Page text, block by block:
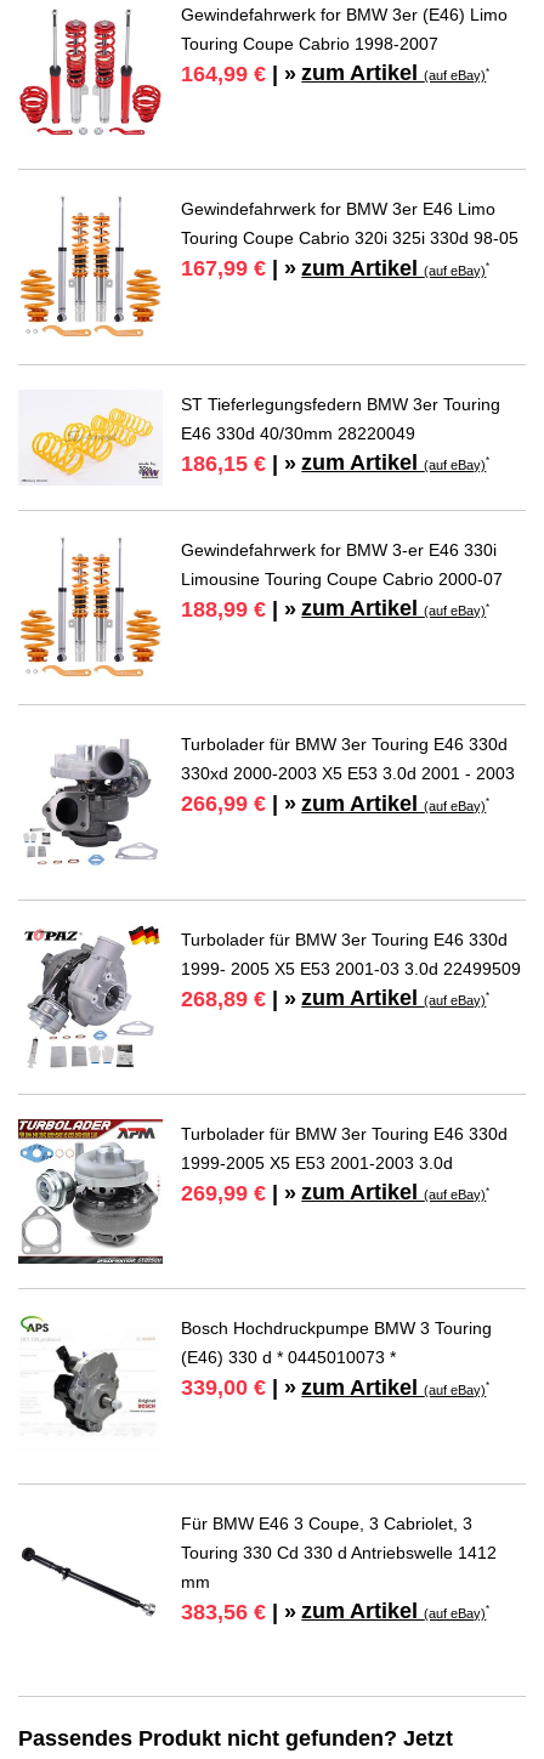
Gewindefahrwerk for BMW 3er (E46) Limo
Touring Coupe Cabrio 1998-2007
164,99 € | » zum Artikel(auf eBay)*
Gewindefahrwerk for BMW 3er E46 Limo
Touring Coupe Cabrio 320i 325i 330d 98-05
167,99 € | » zum Artikel(auf eBay)*
ST Tieferlegungsfedern BMW 3er Touring
E46 330d 40/30mm 28220049
186,15 € | » zum Artikel(auf eBay)*
Gewindefahrwerk for BMW 3-er E46 330i
Limousine Touring Coupe Cabrio 2000-07
188,99 € | » zum Artikel(auf eBay)*
Turbolader für BMW 3er Touring E46 330d
330xd 2000-2003 X5 E53 3.0d 2001 - 2003
266,99 € | » zum Artikel(auf eBay)*
Turbolader für BMW 3er Touring E46 330d
1999- 2005 X5 E53 2001-03 3.0d 22499509
268,89 € | » zum Artikel(auf eBay)*
Turbolader für BMW 3er Touring E46 330d
1999-2005 X5 E53 2001-2003 3.0d
269,99 € | » zum Artikel(auf eBay)*
Bosch Hochdruckpumpe BMW 3 Touring
(E46) 330 d * 0445010073 *
339,00 € | » zum Artikel(auf eBay)*
Für BMW E46 3 Coupe, 3 Cabriolet, 3
Touring 330 Cd 330 d Antriebswelle 1412
mm
383,56 € | » zum Artikel(auf eBay)*
Passendes Produkt nicht gefunden? Jetzt